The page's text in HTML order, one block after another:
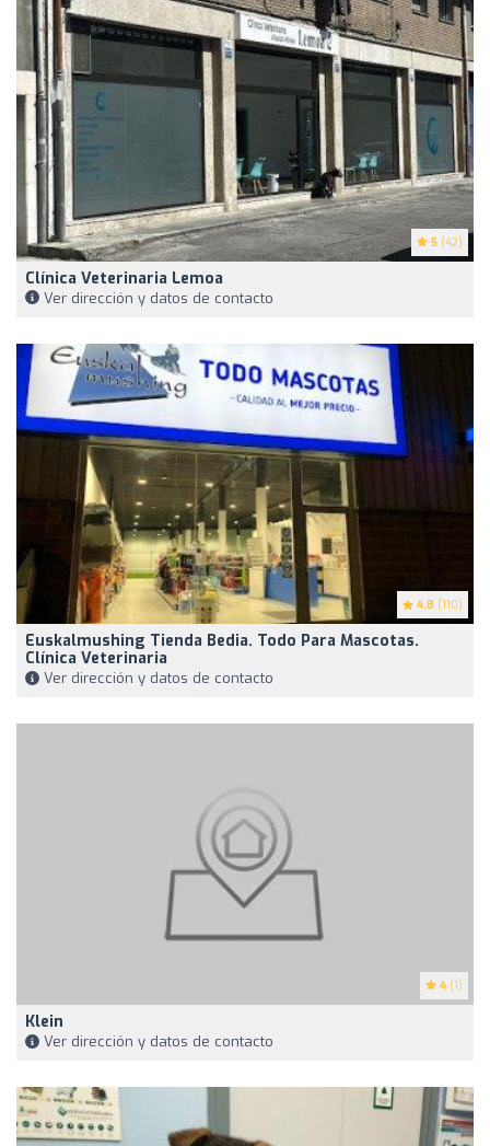
5 (42)
Clínica Veterinaria Lemoa
Ver dirección y datos de contacto
4.8 (110)
Euskalmushing Tienda Bedia. Todo Para Mascotas.
Clínica Veterinaria
Ver dirección y datos de contacto
4 (1)
Klein
Ver dirección y datos de contacto